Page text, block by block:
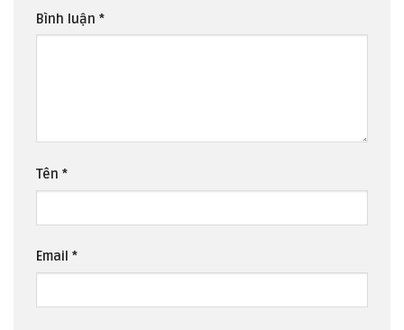
Bình luận *
Tên *
Email *